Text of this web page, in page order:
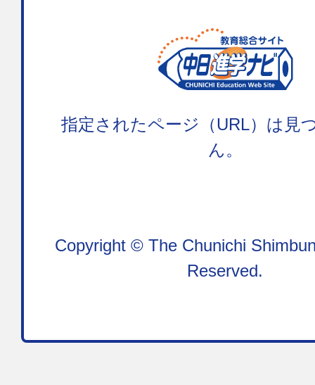
指定されたページ（URL）は見
ん。
Copyright © The Chunichi
Reserved.